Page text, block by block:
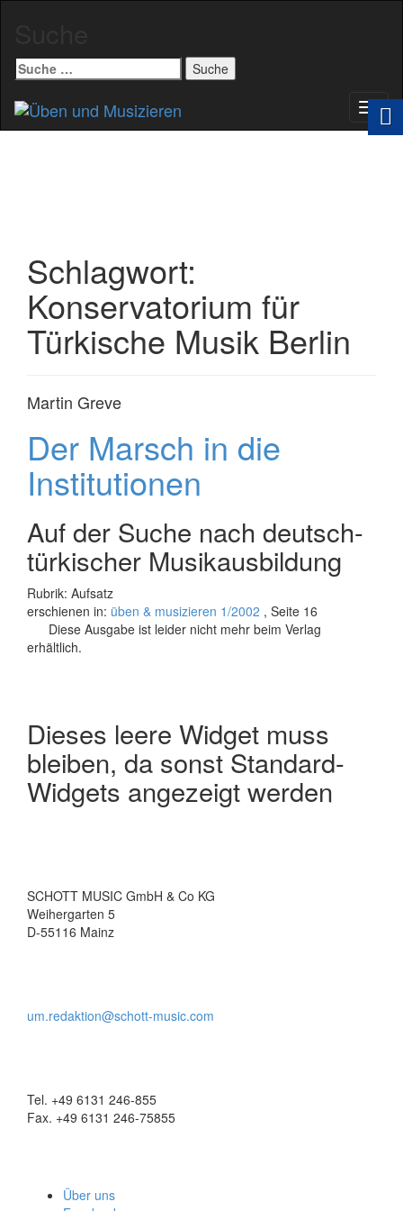
Suche
nach:
Schlagwort:
Konservatorium für
Türkische Musik Berlin
Martin Greve
Der Marsch in die
Institutionen
Auf der Suche nach deutsch-
türkischer Musikausbildung
Rubrik: Aufsatz
erschienen in: üben & musizieren 1/2002 , Seite 16
Diese Ausgabe ist leider nicht mehr beim Verlag
erhältlich.
Dieses leere Widget muss
bleiben, da sonst Standard-
Widgets angezeigt werden
SCHOTT MUSIC GmbH & Co KG
Weihergarten 5
D-55116 Mainz
um.redaktion@schott-music.com
Tel. +49 6131 246-855
Fax. +49 6131 246-75855
Über uns